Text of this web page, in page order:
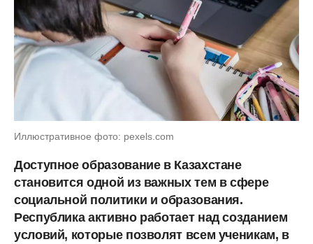
Иллюстративное фото: pexels.com
Доступное образование в Казахстане
становится одной из важных тем в сфере
социальной политики и образования.
Республика активно работает над созданием
условий, которые позволят всем ученикам, в